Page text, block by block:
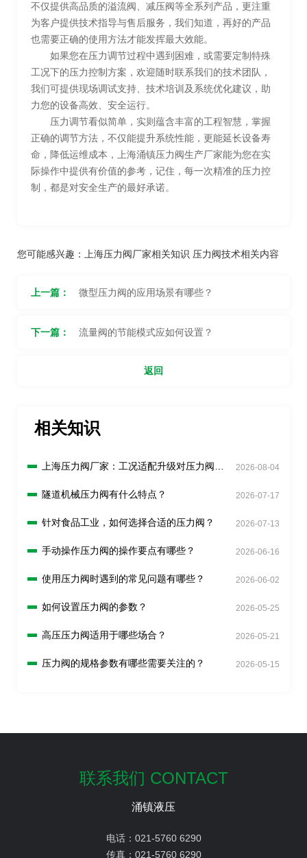
不仅提供高品质的溢流阀、减压阀等全系列产品，更注重
为客户提供技术指导与售后服务，我们知道，再好的产品
也需要正确的使用方法才能发挥最大效能。
如果您在压力调节过程中遇到困难，或需要定制特殊
工况下的压力控制方案，欢迎随时联系我们的技术团队，
我们可提供现场调试支持、技术培训及系统优化建议，助
力您的设备高效、安全运行。
压力调节看似简单，实则蕴含丰富的工程智慧，掌握
正确的调节方法，不仅能提升系统性能，更能延长设备寿
命，降低运维成本，上海涌镇压力阀生产厂家能为您在实
际操作中提供有价值的参考，记住，每一次精准的压力控
制，都是对安全生产的最好承诺。
您可能感兴趣： 上海压力阀厂家相关知识 压力阀技术相关内容
上一篇： 微型压力阀的应用场景有哪些？
下一篇： 流量阀的节能模式应如何设置？
返回
相关知识
上海压力阀厂家：工况适配升级对压力阀有
2026-08-04
隧道机械压力阀有什么特点？ 2026-07-17
针对食品工业，如何选择合适的压力阀？ 2026-07-13
手动操作压力阀的操作要点有哪些？ 2026-06-16
使用压力阀时遇到的常见问题有哪些？ 2026-06-02
如何设置压力阀的参数？ 2026-05-25
高压压力阀适用于哪些场合？ 2026-05-21
压力阀的规格参数有哪些需要关注的？ 2026-05-15
联系我们 CONTACT
涌镇液压
电话： 021-5760 6290
传真： 021-5760 6290